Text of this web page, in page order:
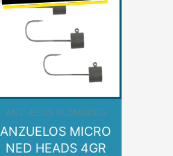
ANZUELOS PLOMADOS
ANZUELOS MICRO
NED HEADS 4GR
original
era:
€8,00.
actual